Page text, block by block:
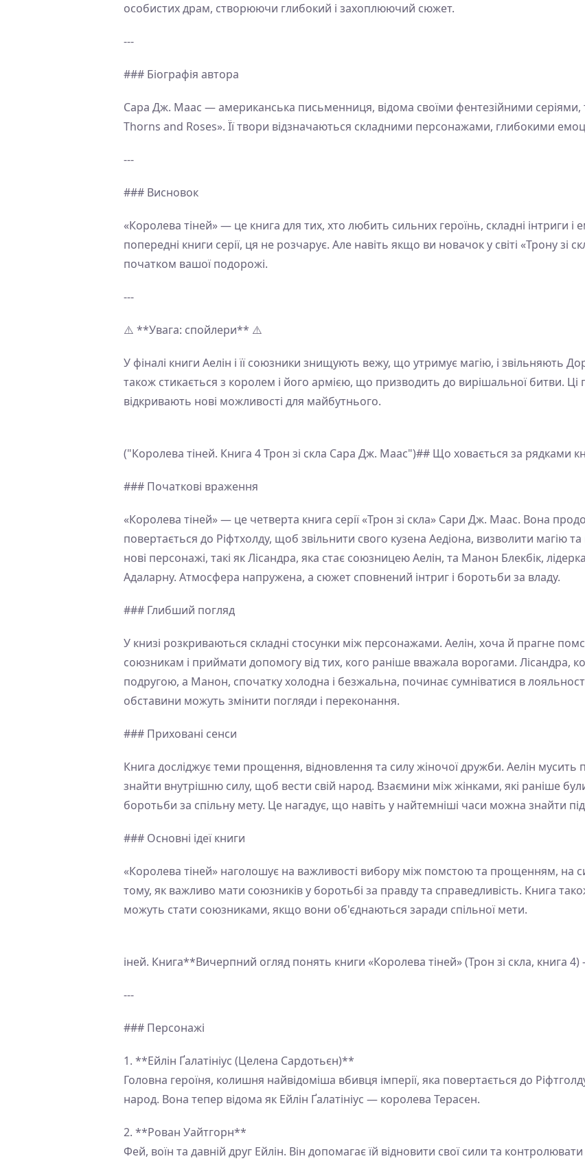
особистих драм, створюючи глибокий і захоплюючий сюжет.
---
### Біографія автора
Сара Дж. Маас — американська письменниця, відома своїми фентезійними серіями,
Thorns and Roses». Її твори відзначаються складними персонажами, глибокими
---
### Висновок
«Королева тіней» — це книга для тих, хто любить сильних героїнь, складні інтриги
попередні книги серії, ця не розчарує. Але навіть якщо ви новачок у світі «Трону зі
початком вашої подорожі.
---
⚠️ **Увага: спойлери** ⚠️
У фіналі книги Аелін і її союзники знищують вежу, що утримує магію, і звільняють
також стикається з королем і його армією, що призводить до вирішальної битви. Ці
відкривають нові можливості для майбутнього.
("Королева тіней. Книга 4 Трон зі скла Сара Дж. Маас")## Що ховається за рядками
### Початкові враження
«Королева тіней» — це четверта книга серії «Трон зі скла» Сари Дж. Маас. Вона
повертається до Ріфтхолду, щоб звільнити свого кузена Аедіона, визволити магію
нові персонажі, такі як Лісандра, яка стає союзницею Аелін, та Манон Блекбік,
Адаларну. Атмосфера напружена, а сюжет сповнений інтриг і боротьби за владу.
### Глибший погляд
У книзі розкриваються складні стосунки між персонажами. Аелін, хоча й прагне
союзникам і приймати допомогу від тих, кого раніше вважала ворогами. Лісандра,
подругою, а Манон, спочатку холодна і безжальна, починає сумніватися в
обставини можуть змінити погляди і переконання.
### Приховані сенси
Книга досліджує теми прощення, відновлення та силу жіночої дружби. Аелін мусить
знайти внутрішню силу, щоб вести свій народ. Взаємини між жінками, які раніше
боротьби за спільну мету. Це нагадує, що навіть у найтемніші часи можна знайти
### Основні ідеї книги
«Королева тіней» наголошує на важливості вибору між помстою та прощенням, на
тому, як важливо мати союзників у боротьбі за правду та справедливість. Книга
можуть стати союзниками, якщо вони об'єднаються заради спільної мети.
іней. Книга**Вичерпний огляд понять книги «Королева тіней» (Трон зі скла, книга
---
### Персонажі
1. **Ейлін Ґалатініус (Целена Сардотьєн)**
Головна героїня, колишня найвідоміша вбивця імперії, яка повертається до
народ. Вона тепер відома як Ейлін Ґалатініус — королева Терасен.
2. **Рован Уайтгорн**
Фей, воїн та давній друг Ейлін. Він допомагає їй відновити свої сили та контролювати